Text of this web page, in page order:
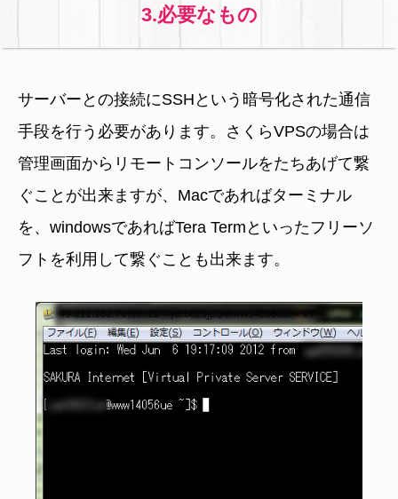
3.必要なもの
サーバーとの接続にSSHという暗号化された通信
手段を行う必要があります。さくらVPSの場合は
管理画面からリモートコンソールをたちあげて繋
ぐことが出来ますが、Macであればターミナル
を、windowsであればTera Termといったフリーソ
フトを利用して繋ぐことも出来ます。